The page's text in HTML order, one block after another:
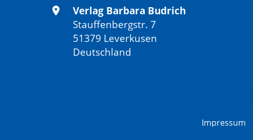
Verlag Barbara Budrich
Stauffenbergstr. 7
51379 Leverkusen
Deutschland
Impressum